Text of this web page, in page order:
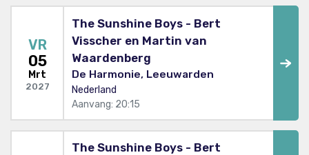
VR
05
Mrt
2027
The Sunshine Boys - Bert
Visscher en Martin van
Waardenberg
De Harmonie, Leeuwarden
Nederland
Aanvang: 20:15
The Sunshine Boys - Bert